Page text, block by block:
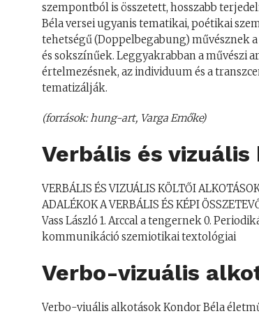
szempontból is összetett, hosszabb
Béla versei ugyanis tematikai, poétikai
tehetségű (Doppelbegabung) művésznek
és sokszínűek. Leggyakrabban a művészi
értelmezésnek, az individuum és a
tematizálják.
(források: hung-art, Varga Emőke)
Verbális és
VERBÁLIS ÉS VIZUÁLIS KÖLTŐI
ADALÉKOK A VERBÁLIS ÉS KÉPI
Vass László 1. Arccal a tengernek 0.
kommunikáció szemiotikai textológiai
Verbo-vizuális
Verbo-viuális alkotások Kondor Béla